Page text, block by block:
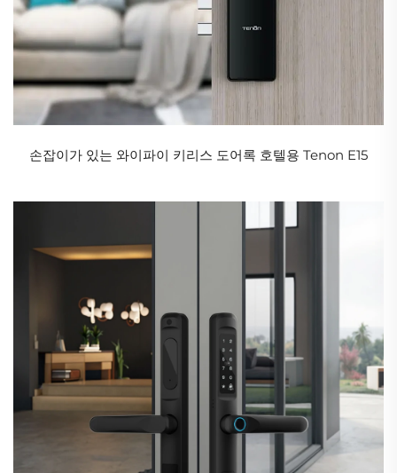
손잡이가 있는 와이파이 키리스 도어록 호텔용 Tenon E15